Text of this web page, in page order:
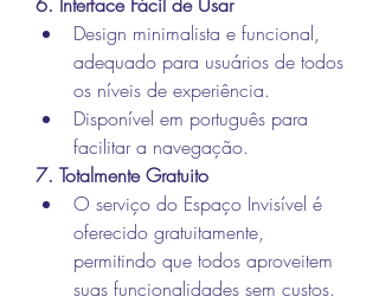
Design minimalista e funcional,
adequado para usuários de todos
os níveis de experiência.
Disponível em português para
facilitar a navegação.
7. Totalmente Gratuito
O serviço do Espaço Invisível é
oferecido gratuitamente,
permitindo que todos aproveitem
suas funcionalidades sem custos.